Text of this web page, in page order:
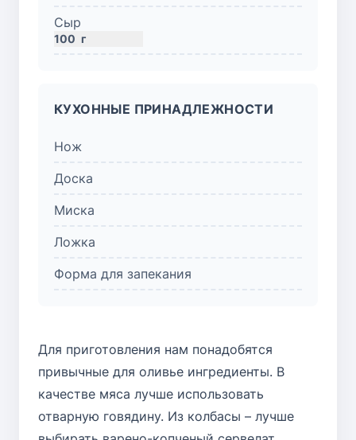
Сыр
100 г
КУХОННЫЕ ПРИНАДЛЕЖНОСТИ
Нож
Доска
Миска
Ложка
Форма для запекания
Для приготовления нам понадобятся
привычные для оливье ингредиенты. В
качестве мяса лучше использовать
отварную говядину. Из колбасы – лучше